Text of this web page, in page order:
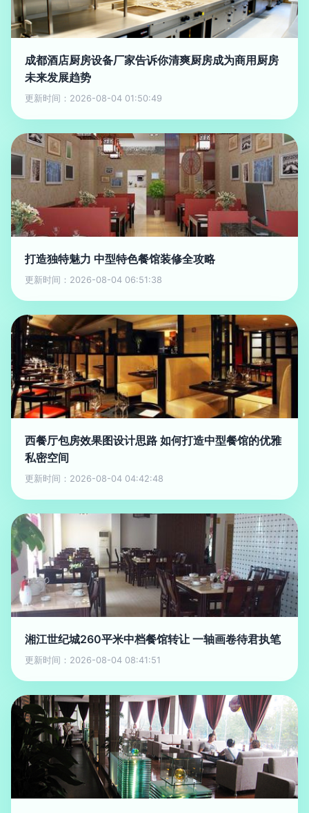
成都酒店厨房设备厂家告诉你清爽厨房成为商用厨房
未来发展趋势
更新时间：2026-08-04 01:50:49
打造独特魅力 中型特色餐馆装修全攻略
更新时间：2026-08-04 06:51:38
西餐厅包房效果图设计思路 如何打造中型餐馆的优雅
私密空间
更新时间：2026-08-04 04:42:48
湘江世纪城260平米中档餐馆转让 一轴画卷待君执笔
更新时间：2026-08-04 08:41:51